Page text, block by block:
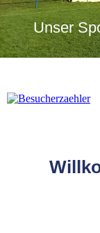
Unser